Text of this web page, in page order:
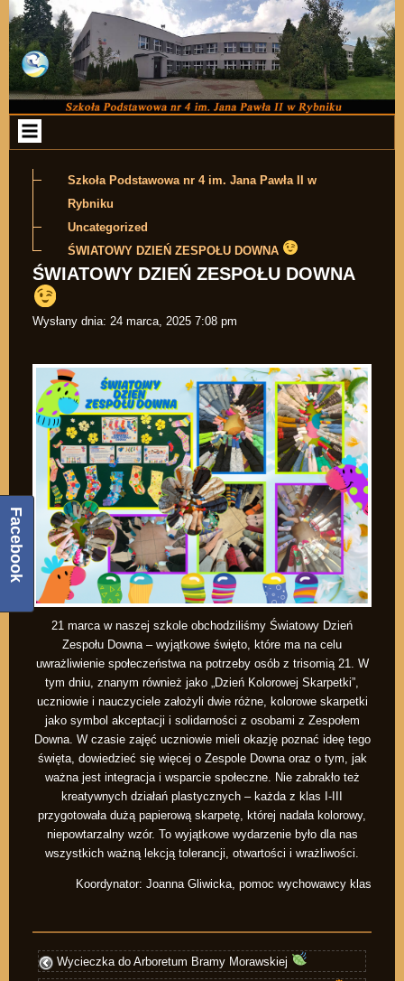
Przejdź do zawartości
Szkoła Podstawowa nr 4 im. Jana Pawła II w
Rybniku
Uncategorized
ŚWIATOWY DZIEŃ ZESPOŁU DOWNA
ŚWIATOWY DZIEŃ ZESPOŁU DOWNA
Wysłany dnia: 24 marca, 2025 7:08 pm
21 marca w naszej szkole obchodziliśmy Światowy Dzień
Zespołu Downa – wyjątkowe święto, które ma na celu
uwrażliwienie społeczeństwa na potrzeby osób z trisomią 21. W
tym dniu, znanym również jako „Dzień Kolorowej Skarpetki”,
uczniowie i nauczyciele założyli dwie różne, kolorowe skarpetki
jako symbol akceptacji i solidarności z osobami z Zespołem
Downa. W czasie zajęć uczniowie mieli okazję poznać ideę tego
święta, dowiedzieć się więcej o Zespole Downa oraz o tym, jak
ważna jest integracja i wsparcie społeczne. Nie zabrakło też
kreatywnych działań plastycznych – każda z klas I-III
przygotowała dużą papierową skarpetę, której nadała kolorowy,
niepowtarzalny wzór. To wyjątkowe wydarzenie było dla nas
wszystkich ważną lekcją tolerancji, otwartości i wrażliwości.
Koordynator: Joanna Gliwicka, pomoc wychowawcy klas
Wycieczka do Arboretum Bramy Morawskiej
Facebook